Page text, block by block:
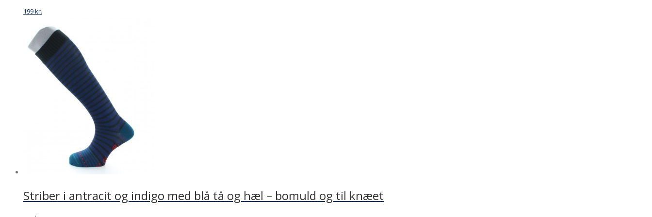
199kr.
Striber i antracit og indigo med blå tå og hæl – bomuld og til knæet